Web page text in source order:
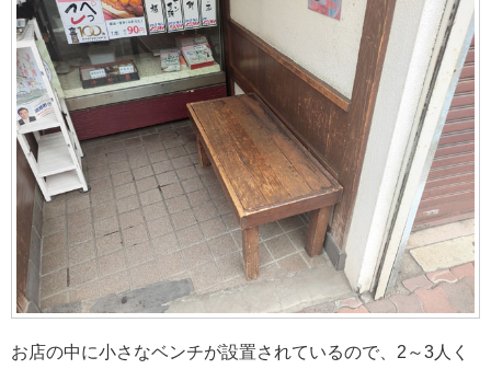
お店の中に小さなベンチが設置されているので、2～3人く